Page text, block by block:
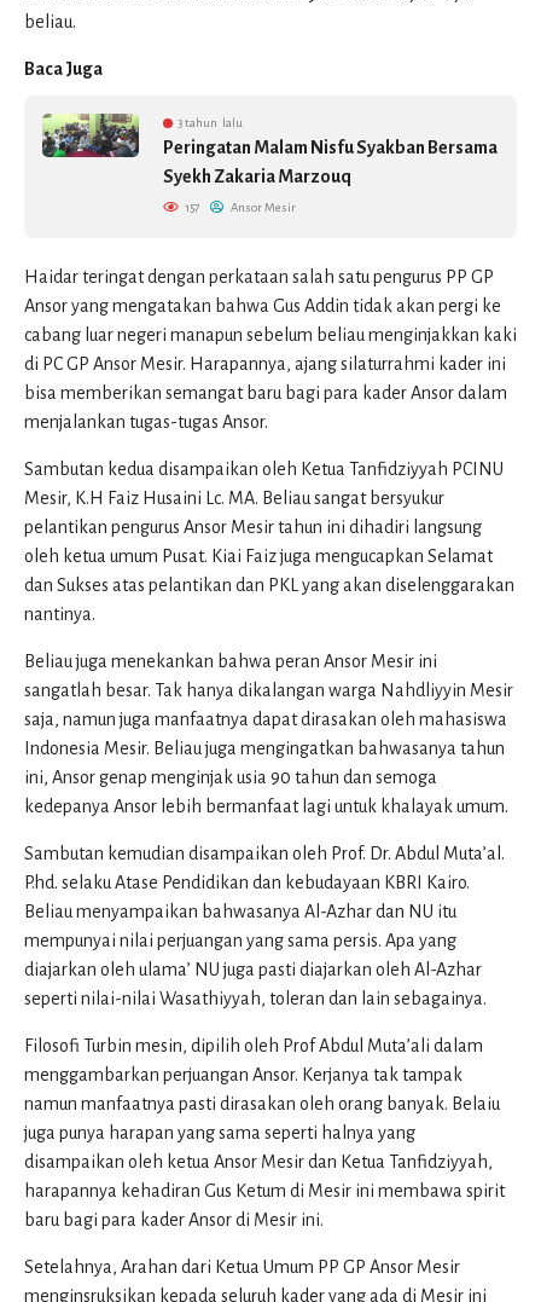
beliau.
Baca Juga
3 tahun lalu
Peringatan Malam Nisfu Syakban Bersama
Syekh Zakaria Marzouq
157 Ansor Mesir
Haidar teringat dengan perkataan salah satu pengurus PP GP
Ansor yang mengatakan bahwa Gus Addin tidak akan pergi ke
cabang luar negeri manapun sebelum beliau menginjakkan kaki
di PC GP Ansor Mesir. Harapannya, ajang silaturrahmi kader ini
bisa memberikan semangat baru bagi para kader Ansor dalam
menjalankan tugas-tugas Ansor.
Sambutan kedua disampaikan oleh Ketua Tanfidziyyah PCINU
Mesir, K.H Faiz Husaini Lc. MA. Beliau sangat bersyukur
pelantikan pengurus Ansor Mesir tahun ini dihadiri langsung
oleh ketua umum Pusat. Kiai Faiz juga mengucapkan Selamat
dan Sukses atas pelantikan dan PKL yang akan diselenggarakan
nantinya.
Beliau juga menekankan bahwa peran Ansor Mesir ini
sangatlah besar. Tak hanya dikalangan warga Nahdliyyin Mesir
saja, namun juga manfaatnya dapat dirasakan oleh mahasiswa
Indonesia Mesir. Beliau juga mengingatkan bahwasanya tahun
ini, Ansor genap menginjak usia 90 tahun dan semoga
kedepanya Ansor lebih bermanfaat lagi untuk khalayak umum.
Sambutan kemudian disampaikan oleh Prof. Dr. Abdul Muta’al.
P.hd. selaku Atase Pendidikan dan kebudayaan KBRI Kairo.
Beliau menyampaikan bahwasanya Al-Azhar dan NU itu
mempunyai nilai perjuangan yang sama persis. Apa yang
diajarkan oleh ulama’ NU juga pasti diajarkan oleh Al-Azhar
seperti nilai-nilai Wasathiyyah, toleran dan lain sebagainya.
Filosofi Turbin mesin, dipilih oleh Prof Abdul Muta’ali dalam
menggambarkan perjuangan Ansor. Kerjanya tak tampak
namun manfaatnya pasti dirasakan oleh orang banyak. Belaiu
juga punya harapan yang sama seperti halnya yang
disampaikan oleh ketua Ansor Mesir dan Ketua Tanfidziyyah,
harapannya kehadiran Gus Ketum di Mesir ini membawa spirit
baru bagi para kader Ansor di Mesir ini.
Setelahnya, Arahan dari Ketua Umum PP GP Ansor Mesir
menginsruksikan kepada seluruh kader yang ada di Mesir ini